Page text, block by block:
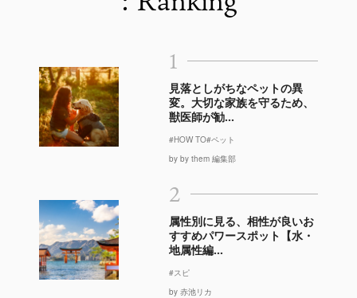
1
見落としがちなペットの異
変。大切な家族を守るため、
獣医師が勧...
#HOW TO#ペット
by by them 編集部
2
属性別に見る、相性が良いお
すすめパワースポット【水・
地属性編...
#スピ
by 赤池リカ